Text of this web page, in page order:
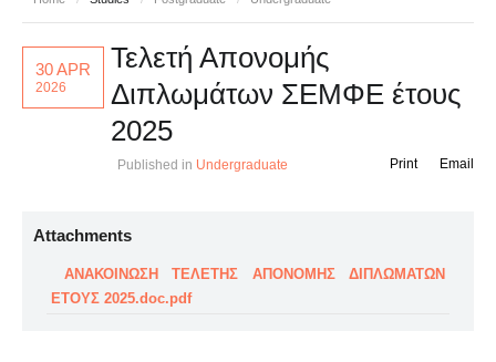
30 APR
2026
Τελετή Απονομής
Διπλωμάτων ΣΕΜΦΕ έτους
2025
Published in Undergraduate Email
Print
Attachments
ΑΝΑΚΟΙΝΩΣΗ ΤΕΛΕΤΗΣ ΑΠΟΝΟΜΗΣ ΔΙΠΛΩΜΑΤΩΝ
ΕΤΟΥΣ 2025.doc.pdf